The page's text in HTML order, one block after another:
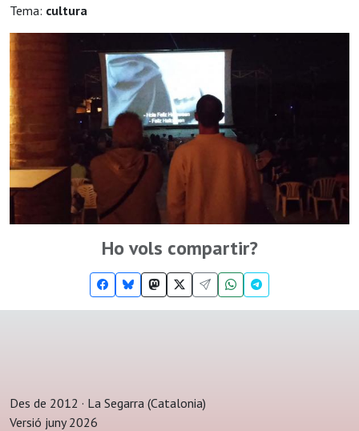
Tema: cultura
Ho vols compartir?
Des de 2012 · La Segarra (Catalonia)
Versió juny 2026